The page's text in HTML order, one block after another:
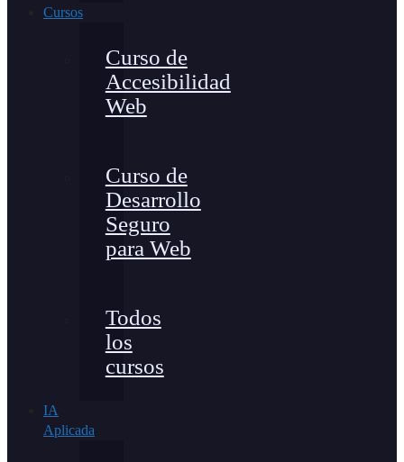
Cursos
Curso de
Accesibilidad
Web
Curso de
Desarrollo
Seguro
para Web
Todos
los
cursos
IA
Aplicada